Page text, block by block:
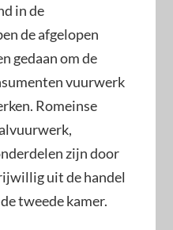
in de
de afgelopen
gedaan om de
vuurwerk
Romeinse
zijn door
uit de handel
tweede kamer.